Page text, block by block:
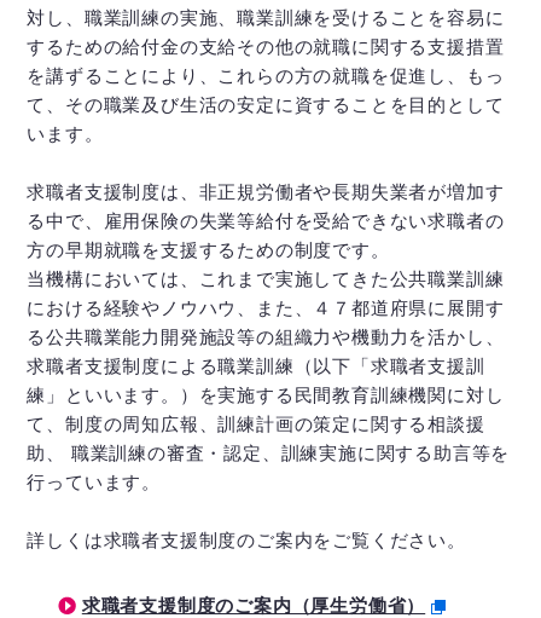
対し、職業訓練の実施、職業訓練を受けることを容易に
するための給付金の支給その他の就職に関する支援措置
を講ずることにより、これらの方の就職を促進し、もっ
て、その職業及び生活の安定に資することを目的として
います。
求職者支援制度は、非正規労働者や長期失業者が増加す
る中で、雇用保険の失業等給付を受給できない求職者の
方の早期就職を支援するための制度です。
当機構においては、これまで実施してきた公共職業訓練
における経験やノウハウ、また、４７都道府県に展開す
る公共職業能力開発施設等の組織力や機動力を活かし、
求職者支援制度による職業訓練（以下「求職者支援訓
練」といいます。）を実施する民間教育訓練機関に対し
て、制度の周知広報、訓練計画の策定に関する相談援
助、 職業訓練の審査・認定、訓練実施に関する助言等を
行っています。
詳しくは求職者支援制度のご案内をご覧ください。
求職者支援制度のご案内（厚生労働省）